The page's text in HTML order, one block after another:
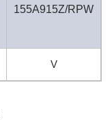
155A915Z/RPW
V